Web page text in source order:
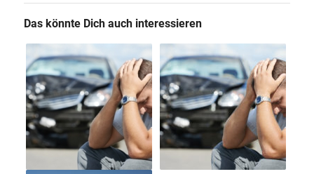
Das könnte Dich auch interessieren